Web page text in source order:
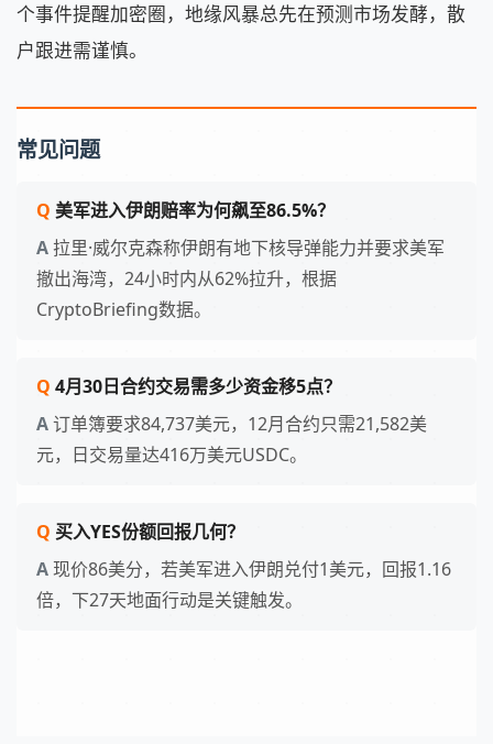
个事件提醒加密圈，地缘风暴总先在预测市场发酵，散
户跟进需谨慎。
常见问题
美军进入伊朗赔率为何飙至86.5%？
拉里·威尔克森称伊朗有地下核导弹能力并要求美军
撤出海湾，24小时内从62%拉升，根据
CryptoBriefing数据。
4月30日合约交易需多少资金移5点？
订单簿要求84,737美元，12月合约只需21,582美
元，日交易量达416万美元USDC。
买入YES份额回报几何？
现价86美分，若美军进入伊朗兑付1美元，回报1.16
倍，下27天地面行动是关键触发。